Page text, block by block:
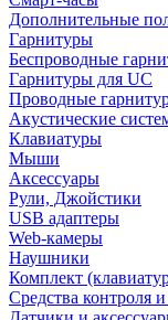
Дополнительные
Гарнитуры
Беспроводные
Гарнитуры для UC
Проводные
Акустические
Клавиатуры
Мыши
Аксессуары
Рули, Джойстики
USB адаптеры
Web-камеры
Наушники
Комплект
Средства контроля